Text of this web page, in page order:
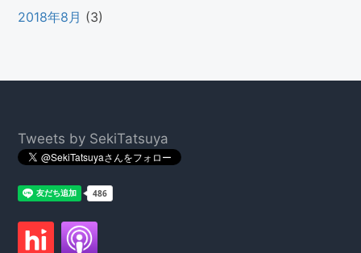
2018年8月 (3)
Footer
Tweets by SekiTatsuya